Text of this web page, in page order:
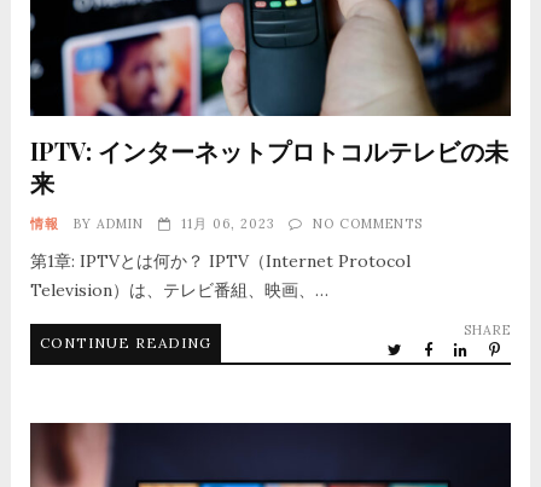
IPTV: インターネットプロトコルテレビの未
来
情報 BY ADMIN 11月 06, 2023 NO COMMENTS
第1章: IPTVとは何か？ IPTV（Internet Protocol
Television）は、テレビ番組、映画、…
CONTINUE READING
SHARE